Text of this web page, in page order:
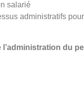
salarié
administratifs
du